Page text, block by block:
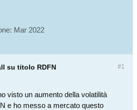
Mar 2022
#1
su titolo RDFN
visto un aumento della volatilità
e ho messo a mercato questo